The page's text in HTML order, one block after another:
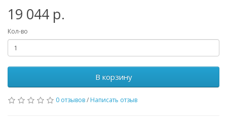
19 044 р.
Кол-во
В корзину
0 отзывов/ Написать отзыв